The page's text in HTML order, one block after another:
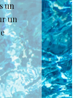
un
un